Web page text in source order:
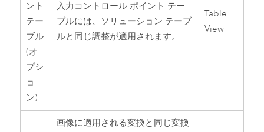
ント
テー
ブル
(オ
プシ
ョ
ン)
入力コントロール ポイント テー
ブルには、ソリューション テーブ
ルと同じ調整が適用されます。
Table
View
画像に適用される変換と同じ変換